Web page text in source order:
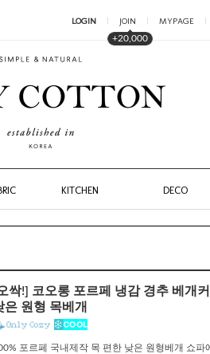
LOGIN JOIN
+20,000
MYPAGE
KITCHEN DECO
싹!] 코오롱 포르페 냉감 경추 베개
은 원형 목베개
포르페 국내제작 목 편한 낮은 원형베개 쇼파